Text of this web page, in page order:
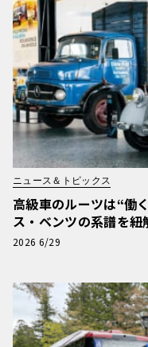
ニュース＆トピックス
高級車のルーツは“働
ス・ベンツの系譜を紐
0年」がスタート
2026 6/29